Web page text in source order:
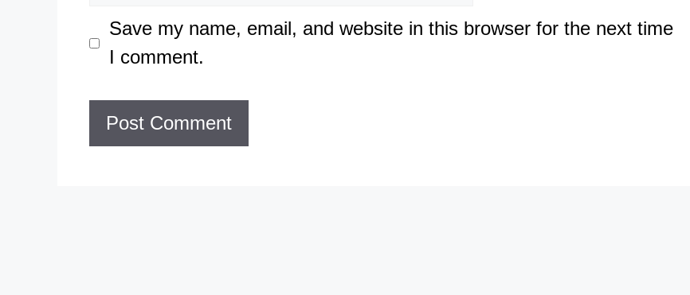
Save my name, email, and website in this browser for the next time
I comment.